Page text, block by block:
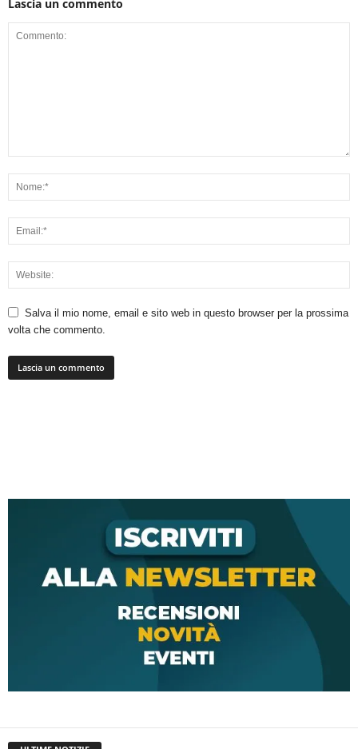
Lascia un commento
Salva il mio nome, email e sito web in questo browser per la prossima
volta che commento.